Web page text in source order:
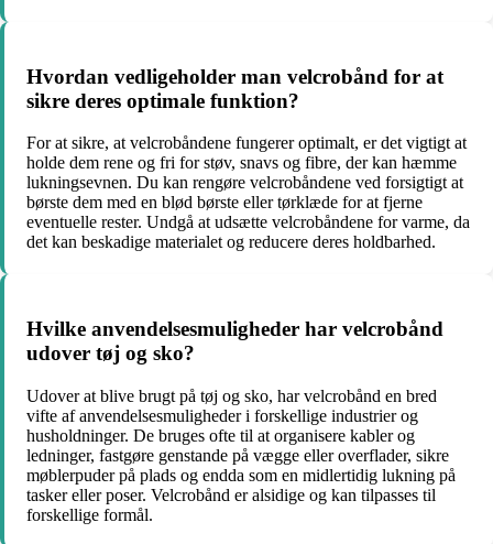
Hvordan vedligeholder man velcrobånd for at
sikre deres optimale funktion?
For at sikre, at velcrobåndene fungerer optimalt, er det vigtigt at
holde dem rene og fri for støv, snavs og fibre, der kan hæmme
lukningsevnen. Du kan rengøre velcrobåndene ved forsigtigt at
børste dem med en blød børste eller tørklæde for at fjerne
eventuelle rester. Undgå at udsætte velcrobåndene for varme, da
det kan beskadige materialet og reducere deres holdbarhed.
Hvilke anvendelsesmuligheder har velcrobånd
udover tøj og sko?
Udover at blive brugt på tøj og sko, har velcrobånd en bred
vifte af anvendelsesmuligheder i forskellige industrier og
husholdninger. De bruges ofte til at organisere kabler og
ledninger, fastgøre genstande på vægge eller overflader, sikre
møblerpuder på plads og endda som en midlertidig lukning på
tasker eller poser. Velcrobånd er alsidige og kan tilpasses til
forskellige formål.